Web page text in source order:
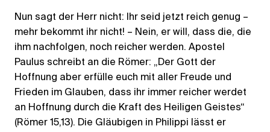
Nun sagt der Herr nicht: Ihr seid jetzt reich genug –
mehr bekommt ihr nicht! – Nein, er will, dass die, die
ihm nachfolgen, noch reicher werden. Apostel
Paulus schreibt an die Römer: „Der Gott der
Hoffnung aber erfülle euch mit aller Freude und
Frieden im Glauben, dass ihr immer reicher werdet
an Hoffnung durch die Kraft des Heiligen Geistes“
(Römer 15,13). Die Gläubigen in Philippi lässt er